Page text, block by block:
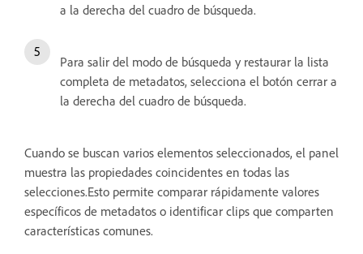
a la derecha del cuadro de búsqueda.
Para salir del modo de búsqueda y restaurar la lista
completa de metadatos, selecciona el botón cerrar a
la derecha del cuadro de búsqueda.
Cuando se buscan varios elementos seleccionados, el panel
muestra las propiedades coincidentes en todas las
selecciones.Esto permite comparar rápidamente valores
específicos de metadatos o identificar clips que comparten
características comunes.